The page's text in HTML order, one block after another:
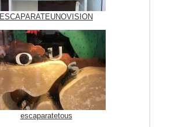
ESCAPARATEUNOVISION
escaparatetous